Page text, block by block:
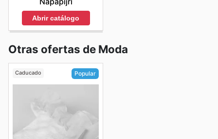
Abrir catálogo
Otras ofertas de Moda
Caducado Popular